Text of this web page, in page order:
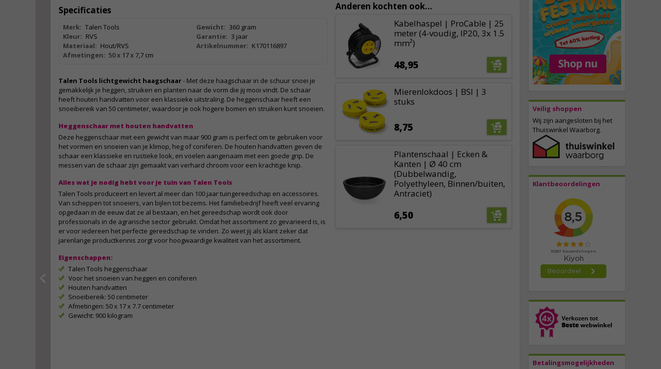
Veilig shoppen
Wij zijn aangesloten bij het
Thuiswinkel Waarborg.
Klantbeoordelingen
Betalingsmogelijkheden
Specificaties
Merk: Talen Tools
Kleur: RVS
Materiaal: Hout/RVS
Afmetingen:
50 x 17 x 7,7 cm
Gewicht: 360 gram
Garantie: 3 jaar
Artikelnummer: K170116897
Talen Tools lichtgewicht haagschaar- Met deze haagschaar in de schuur snoei je
gemakkelijk je heggen, struiken en planten naar de vorm die jij mooi vindt. De schaar
heeft houten handvatten voor een klassieke uitstraling. De heggenschaar heeft een
snoeibereik van 50 centimeter, waardoor je ook hogere bomen en struiken kunt snoeien.
Heggenschaar met houten handvatten
Deze heggenschaar met een gewicht van maar 900 gram is perfect om te gebruiken voor
het vormen en snoeien van je klimop, heg of coniferen. De houten handvatten geven de
schaar een klassieke en rustieke look, en voelen aangenaam met een goede grip. De
messen van de schaar zijn gemaakt van verhard chroom voor een krachtige knip.
Alles wat je nodig hebt voor je tuin van Talen Tools
Talen Tools produceert en levert al meer dan 100 jaar tuingereedschap en accessoires.
Van scheppen tot snoeiers, van bijlen tot bezems. Het familiebedrijf heeft veel ervaring
opgedaan in de eeuw dat ze al bestaan, en het gereedschap wordt ook door
professionals in de agrarische sector gebruikt. Omdat het assortiment zo gevarieerd is, is
er voor iedereen het perfecte gereedschap te vinden. Zo weet jij als klant zeker dat
jarenlange productkennis zorgt voor hoogwaardige kwaliteit van het assortiment.
Eigenschappen:
Talen Tools heggenschaar
Voor het snoeien van heggen en coniferen
Houten handvatten
Snoeibereik: 50 centimeter
Afmetingen: 50 x 17 x 7.7 centimeter
Gewicht: 900 kilogram
Anderen kochten ook...
Kabelhaspel | ProCable | 25
meter (4-voudig, IP20, 3x 1.5
mm²)
48,95
Mierenlokdoos | BSI | 3
stuks
8,75
Plantenschaal | Ecken &
Kanten | Ø 40 cm
(Dubbelwandig,
Polyethyleen, Binnen/buiten,
Antraciet)
6,50